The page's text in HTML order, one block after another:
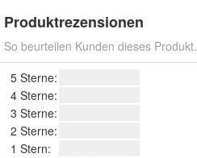
Produktrezensionen
So beurteilen Kunden dieses Produkt.
5 Sterne:
4 Sterne:
3 Sterne:
2 Sterne:
1 Stern: